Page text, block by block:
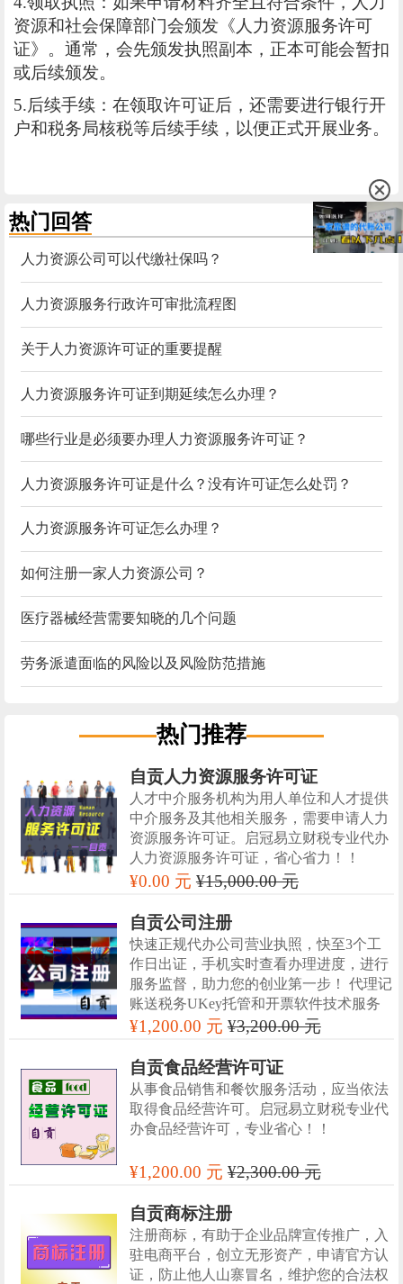
资源和社会保障部门会颁发《人力资源服务许可
证》。通常，会先颁发执照副本，正本可能会暂扣
或后续颁发。
5.后续手续：在领取许可证后，还需要进行银行开
户和税务局核税等后续手续，以便正式开展业务。
更多
热门回答
人力资源公司可以代缴社保吗？
人力资源服务行政许可审批流程图
关于人力资源许可证的重要提醒
人力资源服务许可证到期延续怎么办理？
哪些行业是必须要办理人力资源服务许可证？
人力资源服务许可证是什么？没有许可证怎么处罚？
人力资源服务许可证怎么办理？
如何注册一家人力资源公司？
医疗器械经营需要知晓的几个问题
劳务派遣面临的风险以及风险防范措施
热门推荐
自贡人力资源服务许可证
人才中介服务机构为用人单位和人才提供
中介服务及其他相关服务，需要申请人力
资源服务许可证。启冠易立财税专业代办
人力资源服务许可证，省心省力！！
¥0.00 元¥15,000.00 元
自贡公司注册
快速正规代办公司营业执照，快至3个工
作日出证，手机实时查看办理进度，进行
服务监督，助力您的创业第一步！ 代理记
账送税务UKey托管和开票软件技术服务
¥1,200.00 元¥3,200.00 元
自贡食品经营许可证
从事食品销售和餐饮服务活动，应当依法
取得食品经营许可。启冠易立财税专业代
办食品经营许可，专业省心！！
¥1,200.00 元¥2,300.00 元
自贡商标注册
注册商标，有助于企业品牌宣传推广，入
驻电商平台，创立无形资产，申请官方认
证，防止他人山寨冒名，维护您的合法权